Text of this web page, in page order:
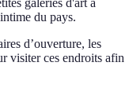
galeries d'art à
du pays.
d’ouverture, les
visiter ces endroits afin